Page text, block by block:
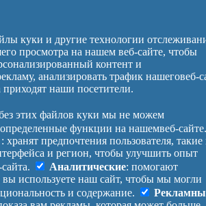
Обновлено : 27-07-2026.
77, 78, 79, 80, 81, 82, 83, 84,
87, 89, 91, 93, 95, 97
№ будинків
Індекс
Политика
конфиденциальности
Манифест
О проекте
Обратная
связь
Украина
Вход |
Выход
куки и другие технологии
просмотра на нашем веб-сайте, чтобы
контент и
анализировать трафик нашеговеб-
наши посетители.
этих файлов куки мы не можем
определенные функции на нашемвеб-
: хранят предпочтения пользователя, такие
и регион, чтобы улучшить опыт
Аналитические: помогают
вы используете наш сайт, чтобы мы могли
и содержание.